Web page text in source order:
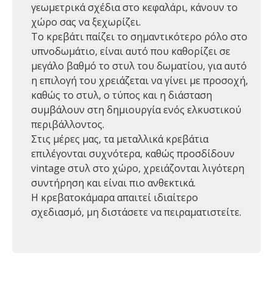
γεωμετρικά σχέδια στο κεφαλάρι, κάνουν το
χώρο σας να ξεχωρίζει.
Το κρεβάτι παίζει το σημαντικότερο ρόλο στο
υπνοδωμάτιο, είναι αυτό που καθορίζει σε
μεγάλο βαθμό το στυλ του δωματίου, για αυτό
η επιλογή του χρειάζεται να γίνει με προσοχή,
καθώς το στυλ, ο τύπος και η διάσταση
συμβάλουν στη δημιουργία ενός ελκυστικού
περιβάλλοντος.
Στις μέρες μας, τα μεταλλικά κρεβάτια
επιλέγονται συχνότερα, καθώς προσδίδουν
vintage στυλ στο χώρο, χρειάζονται λιγότερη
συντήρηση και είναι πιο ανθεκτικά.
Η κρεβατοκάμαρα απαιτεί ιδιαίτερο
σχεδιασμό, μη διστάσετε να πειραματιστείτε.